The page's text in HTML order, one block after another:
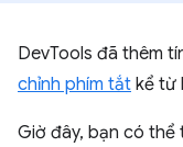
DevTools đã thêm
chỉnh phím tắt kể từ
Giờ đây, bạn có